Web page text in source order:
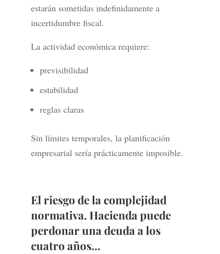
estarán sometidas indefinidamente a
incertidumbre fiscal.
La actividad económica requiere:
previsibilidad
estabilidad
reglas claras
Sin límites temporales, la planificación
empresarial sería prácticamente imposible.
El riesgo de la complejidad
normativa. Hacienda puede
perdonar una deuda a los
cuatro años…